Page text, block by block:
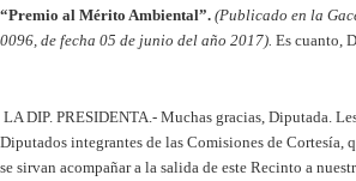
“Premio al Mérito Ambiental”. (Publicado en la
0096, de fecha 05 de junio del año 2017). Es cuanto,
LA DIP. PRESIDENTA.- Muchas gracias, Diputada.
Diputados integrantes de las Comisiones de Cortesía,
se sirvan acompañar a la salida de este Recinto a